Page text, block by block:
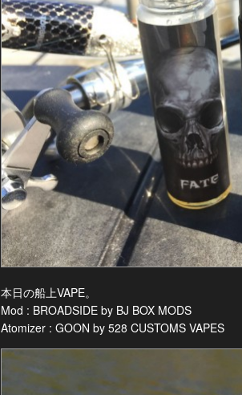
本日の船上VAPE。
Mod : BROADSIDE by BJ BOX MODS
Atomizer : GOON by 528 CUSTOMS VAPES